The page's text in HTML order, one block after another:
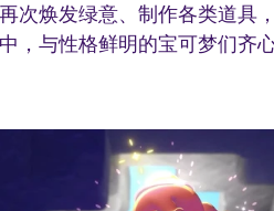
次焕发绿意、制作各类道具
与性格鲜明的宝可梦们齐